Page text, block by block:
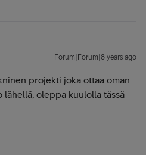
Forum|Forum|8 years ago
projekti joka ottaa oman
lähellä, oleppa kuulolla tässä